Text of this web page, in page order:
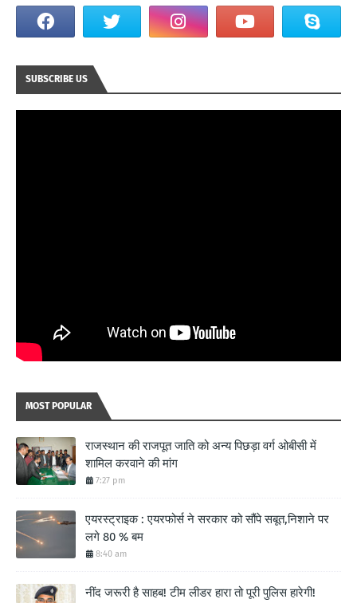
SUBSCRIBE US
MOST POPULAR
राजस्थान की राजपूत जाति को अन्य पिछड़ा वर्ग ओबीसी में
शामिल करवाने की मांग
7:27 pm
एयरस्ट्राइक : एयरफोर्स ने सरकार को सौंपे सबूत,निशाने पर
लगे 80 % बम
8:40 am
नींद जरूरी है साहब! टीम लीडर हारा तो पूरी पुलिस हारेगी!